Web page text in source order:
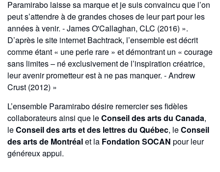
Paramirabo laisse sa marque et je suis convaincu que l’on
peut s’attendre à de grandes choses de leur part pour les
années à venir. - James O'Callaghan, CLC (2016) ».
D’après le site internet Bachtrack, l’ensemble est décrit
comme étant « une perle rare » et démontrant un « courage
sans limites – né exclusivement de l’inspiration créatrice,
leur avenir prometteur est à ne pas manquer. - Andrew
Crust (2012) »
L’ensemble Paramirabo désire remercier ses fidèles
collaborateurs ainsi que leConseil des arts du Canada,
leConseil des arts et des lettres du Québec, leConseil
des arts de Montréalet la Fondation SOCAN pour leur
généreux appui.